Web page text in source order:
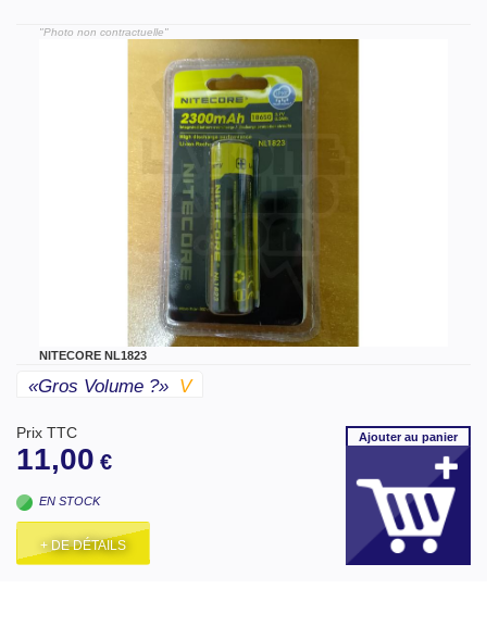
"Photo non contractuelle"
NITECORE NL1823
«gros Volume ?» V
Prix TTC
11,00 €
EN STOCK
+ DE DÉTAILS
Ajouterau panier